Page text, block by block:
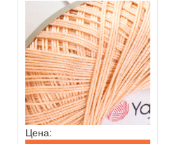
Цена: